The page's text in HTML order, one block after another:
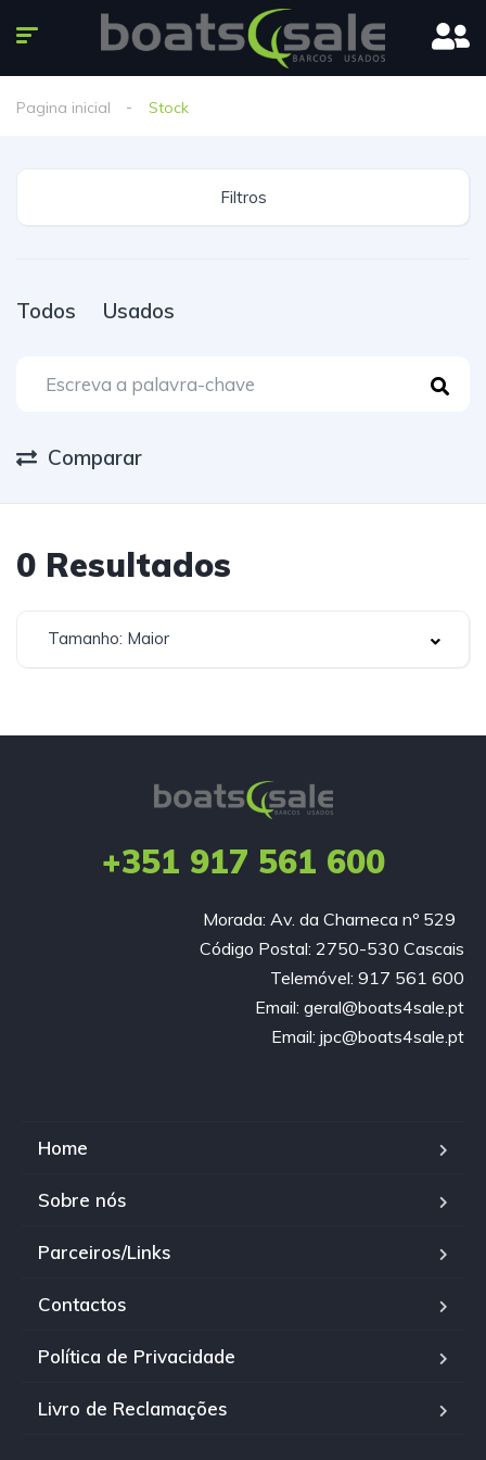
Pagina inicial Stock
Filtros
Todos Usados
Comparar
0 Resultados
Tamanho: Maior
+351 917 561 600
Morada: Av. da Charneca nº 529
Código Postal: 2750-530 Cascais
Telemóvel: 917 561 600
Email: geral@boats4sale.pt
Email: jpc@boats4sale.pt
Home
Sobre nós
Parceiros/Links
Contactos
Política de Privacidade
Livro de Reclamações